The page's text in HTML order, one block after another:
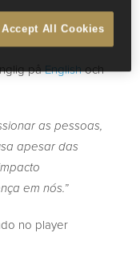
påEnglishoch
as pessoas,
apesar das
em nós.”
no player
Accept All Cookies